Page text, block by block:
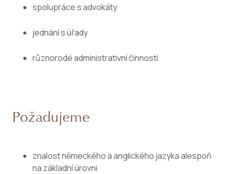
spolupráce s advokáty
jednání s úřady
různorodé administrativní činnosti
Požadujeme
znalost německého a anglického jazyka alespoň
na základní úrovni